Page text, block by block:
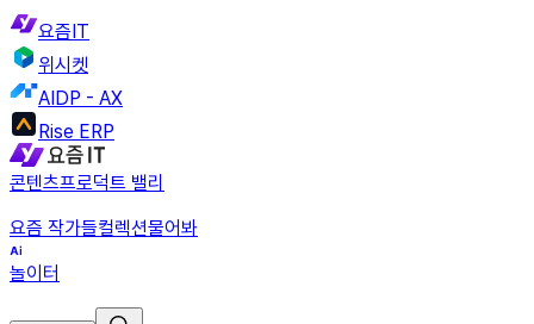
요즘IT
위시켓
AIDP - AX
Rise ERP
콘텐츠프로덕트 밸리
요즘 작가들컬렉션물어봐
놀이터